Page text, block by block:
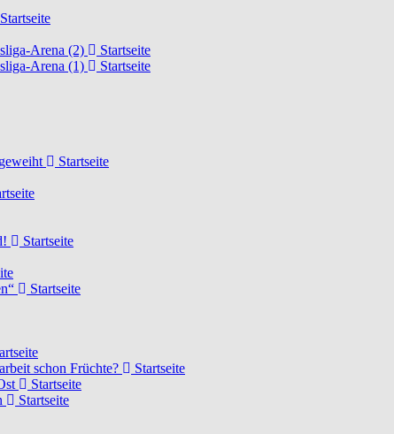
Startseite
Arena (2)
Startseite
Arena (1)
Startseite
Startseite
Startseite
Startseite
schon Früchte?
Startseite
Startseite
Startseite